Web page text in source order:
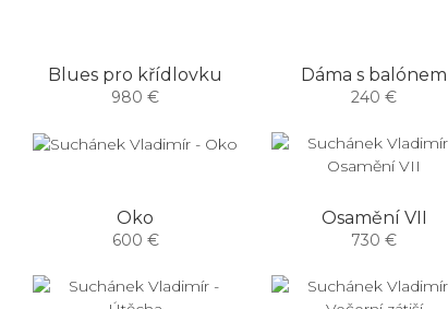
Blues pro křídlovku
980 €
Dáma s balónem
240 €
Oko
600 €
Osamění VII
730 €